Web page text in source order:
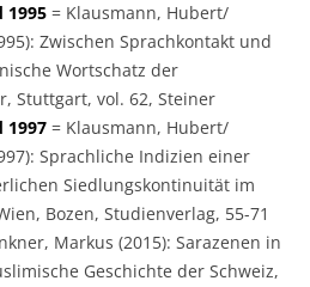
1995 = Klausmann, Hubert/
Zwischen Sprachkontakt und
Wortschatz der
Stuttgart, vol. 62, Steiner
1997 = Klausmann, Hubert/
Sprachliche Indizien einer
Siedlungskontinuität im
Bozen, Studienverlag, 55-71
Markus (2015): Sarazenen in
Geschichte der Schweiz,